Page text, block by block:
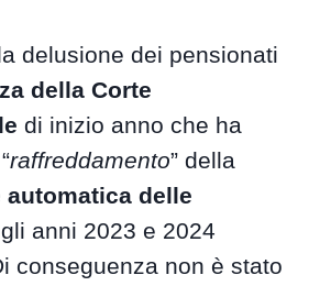
delusione dei pensionati
della Corte
di inizio anno che ha
raffreddamento” della
delle
anni 2023 e 2024
conseguenza non è stato